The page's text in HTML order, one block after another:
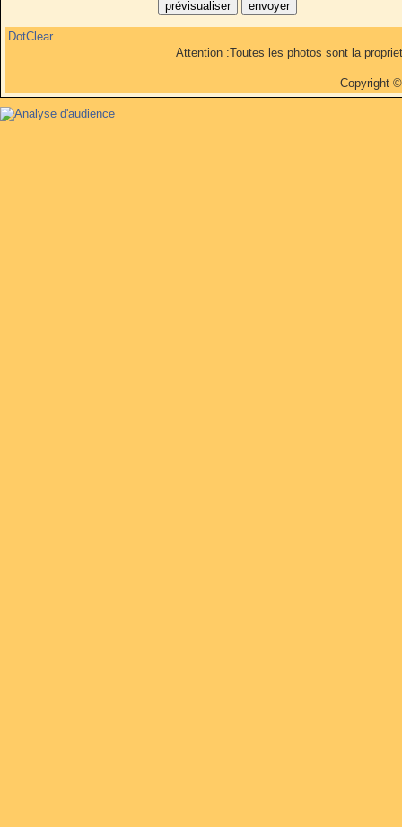
DotClear
Attention :Toutes les photos sont la
Copyright